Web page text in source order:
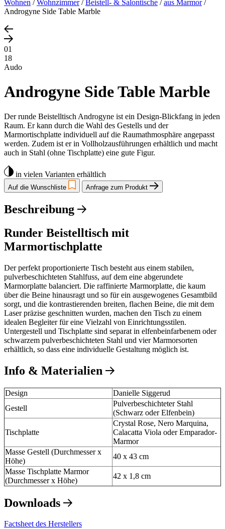
Wohnen /Wohnzimmer/Beistell- & Salontische /aus Marmor/
Androgyne Side Table Marble
01
18
Audo
Androgyne Side Table Marble
Der runde Beistelltisch Androgyne ist ein Design-Blickfang in jeden
Raum. Er kann durch die Wahl des Gestells und der
Marmortischplatte individuell auf die Raumathmosphäre angepasst
werden. Zudem ist er in Vollholzausführungen erhältlich und macht
auch in Stahl (ohne Tischplatte) eine gute Figur.
in vielen Varianten erhältlich
Auf die Wunschliste Anfrage zum Produkt
Beschreibung
Runder Beistelltisch mit
Marmortischplatte
Der perfekt proportionierte Tisch besteht aus einem stabilen,
pulverbeschichteten Stahlfuss, auf dem eine abgerundete
Marmorplatte balanciert. Die raffinierte Marmorplatte, die kaum
über die Beine hinausragt und so für ein ausgewogenes Gesamtbild
sorgt, und die kontrastierenden breiten, flachen Beine, die mit dem
Laser präzise geschnitten wurden, machen den Tisch zu einem
idealen Begleiter für eine Vielzahl von Einrichtungsstilen.
Untergestell und Tischplatte sind separat in elfenbeinfarbenem oder
schwarzem pulverbeschichteten Stahl und vier Marmorsorten
erhältlich, so dass eine individuelle Gestaltung möglich ist.
Info & Materialien
Design
Danielle Siggerud
Gestell
Pulverbeschichteter Stahl
(Schwarz oder Elfenbein)
Tischplatte
Crystal Rose, Nero Marquina,
Calacatta Viola oder Emparador-
Marmor
Masse Gestell (Durchmesser x
Höhe)
40 x 43 cm
Masse Tischplatte Marmor
(Durchmesser x Höhe)
42 x 1,8 cm
Downloads
Factsheet des Herstellers